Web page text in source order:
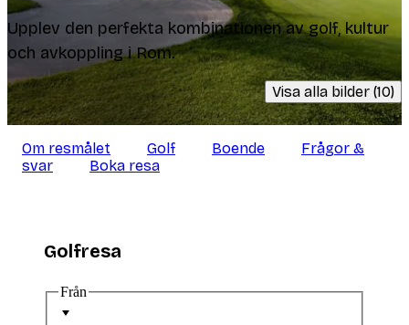
Upplev den perfekta kombinationen av golf, kultur
och avkoppling i Rom.
Visa alla bilder (10)
Om resmålet Golf Boende
Frågor &
svar
Boka resa
Golfresa
Från